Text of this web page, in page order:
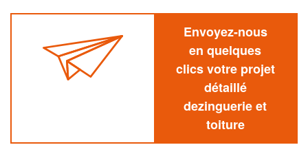
Envoyez-nous
en quelques
clics votre projet
détaillé
dezinguerie et
toiture